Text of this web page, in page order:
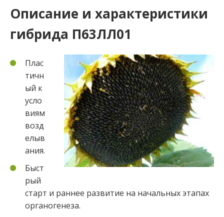
Описание и характеристики
гибрида П63ЛЛ01
Плас
тичн
ый к
усло
виям
возд
елыв
ания.
Быст
рый
старт и раннее развитие на начальных этапах
органогенеза.